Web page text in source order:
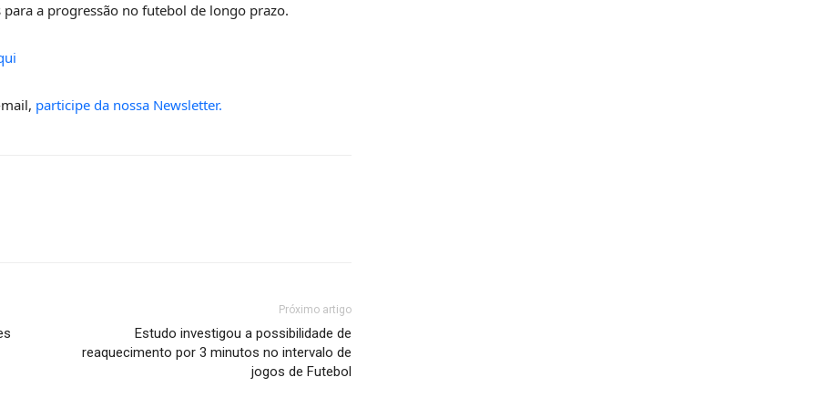
a progressão no futebol de longo prazo.
participe da nossa Newsletter.
Próximo artigo
Estudo investigou a possibilidade de
reaquecimento por 3 minutos no intervalo de
jogos de Futebol